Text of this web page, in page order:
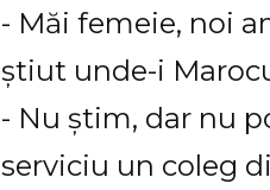
- Măi femeie, noi
ştiut unde-i
- Nu ştim, dar nu
serviciu un coleg